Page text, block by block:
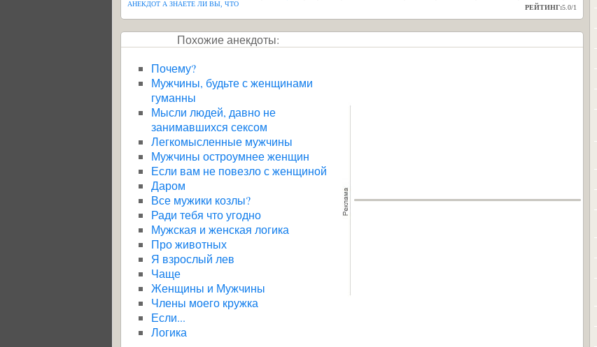
АНЕКДОТ А ЗНАЕТЕ ЛИ ВЫ, ЧТО
РЕЙТИНГ:5.0/1
Похожие анекдоты:
Почему?
Мужчины, будьте с женщинами
гуманны
Мысли людей, давно не
занимавшихся сексом
Легкомысленные мужчины
Мужчины остроумнее женщин
Если вам не повезло с женщиной
Даром
Все мужики козлы?
Ради тебя что угодно
Мужская и женская логика
Про животных
Я взрослый лев
Чаще
Женщины и Мужчины
Члены моего кружка
Если...
Логика